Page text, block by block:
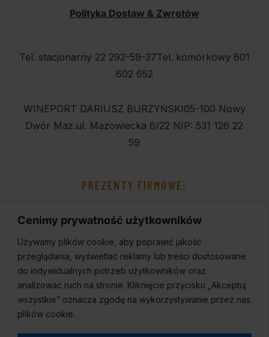
Cenimy prywatność użytkowników
Używamy plików cookie, aby poprawić jakość
przeglądania, wyświetlać reklamy lub treści dostosowane
do indywidualnych potrzeb użytkowników oraz
analizować ruch na stronie. Kliknięcie przycisku „Akceptuj
wszystkie” oznacza zgodę na wykorzystywanie przez nas
plików cookie.
Polityka Dostaw & Zwrotów
Tel. stacjonarny 22 292-59-37Tel. komórkowy 601
602 652
WINEPORT DARIUSZ BURZYŃSKI05-100 Nowy
Dwór Maz.ul. Mazowiecka 6/22 NIP: 531 126 22
59
PREZENTY FIRMOWE: